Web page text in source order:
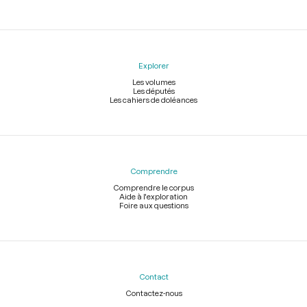
Explorer
Les volumes
Les députés
Les cahiers de doléances
Comprendre
Comprendre le corpus
Aide à l'exploration
Foire aux questions
Contact
Contactez-nous